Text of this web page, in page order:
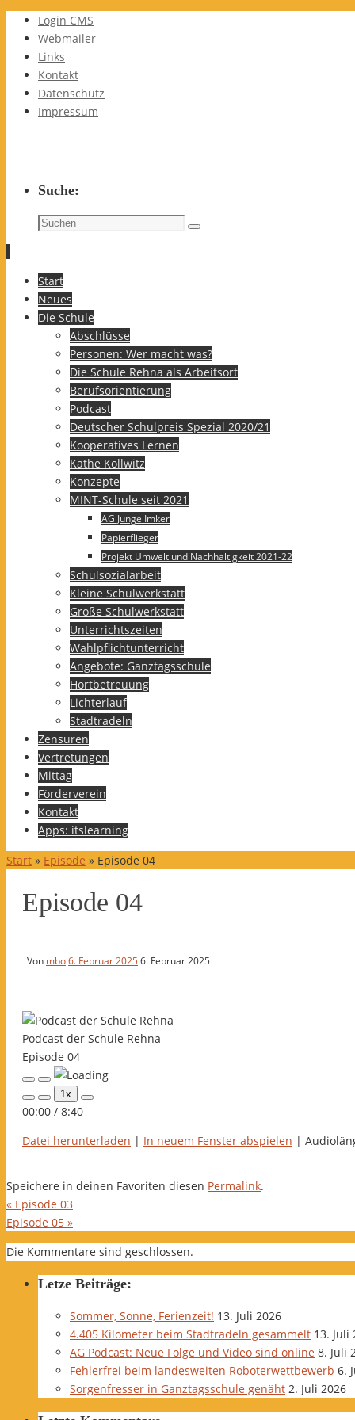
Login CMS
Webmailer
Links
Kontakt
Datenschutz
Impressum
Suche:
Suchen
Suchen
Zum
Inhalt
springen
Start
Neues
Die Schule
Abschlüsse
Personen: Wer macht was?
Die Schule Rehna als Arbeitsort
Berufsorientierung
Podcast
Deutscher Schulpreis Spezial 2020/21
Kooperatives Lernen
Käthe Kollwitz
Konzepte
MINT-Schule seit 2021
AG Junge Imker
Papierflieger
Projekt Umwelt und Nachhaltigkeit 2021-22
Schulsozialarbeit
Kleine Schulwerkstatt
Große Schulwerkstatt
Unterrichtszeiten
Wahlpflichtunterricht
Angebote: Ganztagsschule
Hortbetreuung
Lichterlauf
Stadtradeln
Zensuren
Vertretungen
Mittag
Förderverein
Kontakt
Apps: itslearning
Start » Episode » Episode 04
Episode 04
Von mbo6. Februar 20256. Februar 2025
Podcast der Schule Rehna
Episode 04
Play
Episode
Pause
Episode
1x
00:00 / 8:40
Datei herunterladen | In neuem Fenster abspielen |
Speichere in deinen Favoriten diesen Permalink.
« Episode 03
Episode 05 »
Die Kommentare sind geschlossen.
Letze Beiträge:
Sommer, Sonne, Ferienzeit! 13. Juli 2026
4.405 Kilometer beim Stadtradeln gesammelt 13. Juli
AG Podcast: Neue Folge und Video sind online 8. Juli
Fehlerfrei beim landesweiten Roboterwettbewerb 6.
Sorgenfresser in Ganztagsschule genäht 2. Juli 2026